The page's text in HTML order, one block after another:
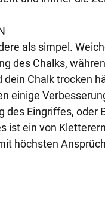
als simpel.
des Chalks,
Chalk trocken
einige
des Eingriffes, oder
ist ein von
höchsten